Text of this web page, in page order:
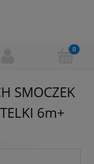
SMOCZEK
6m+